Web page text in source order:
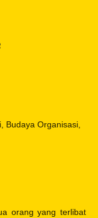
Budaya Organisasi,
orang yang terlibat